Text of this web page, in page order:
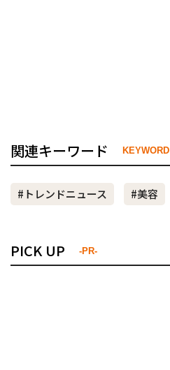
関連キーワード KEYWORD
#トレンドニュース #美容
PICK UP -PR-